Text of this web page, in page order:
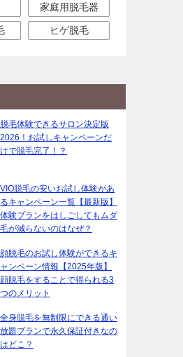
家庭用脱毛器
ヒゲ脱毛
脱毛体験できるサロン決定版
2026！お試しキャンペーンだ
けで脱毛完了！？
VIO脱毛の安いお試し体験があ
るキャンペーン一覧【最新版】
体験プランをはしごしてもムダ
毛が減らないのはなぜ？
顔脱毛のお試し体験ができるキ
ャンペーン情報【2025年版】
顔脱毛をすることで得られる3
つのメリット
全身脱毛を無制限にできる通い
放題プランで永久保証付きなの
はどこ？